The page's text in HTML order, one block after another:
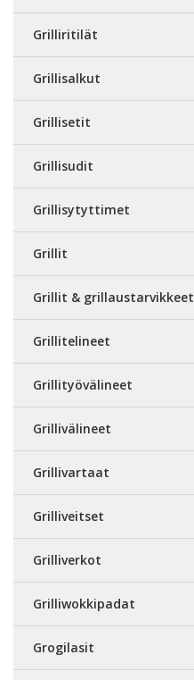
Grilliritilät
Grillisalkut
Grillisetit
Grillisudit
Grillisytyttimet
Grillit
Grillit & grillaustarvikkeet
Grillitelineet
Grillityövälineet
Grillivälineet
Grillivartaat
Grilliveitset
Grilliverkot
Grilliwokkipadat
Grogilasit